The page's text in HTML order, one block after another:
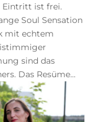
Eintritt ist frei.
Soul Sensation
mit echtem
sind das
Das Resüme...